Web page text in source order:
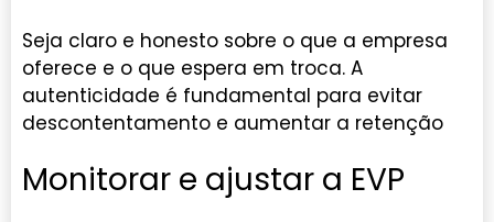
Seja claro e honesto sobre o que a empresa
oferece e o que espera em troca. A
autenticidade é fundamental para evitar
descontentamento e aumentar a retenção
Monitorar e ajustar a EVP